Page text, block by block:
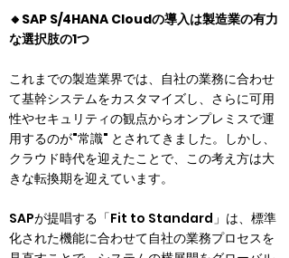
🔸SAP S/4HANA Cloudの導入は製造業の有力
な選択肢の1つ
これまでの製造業界では、自社の業務に合わせ
て基幹システムをカスタマイズし、さらに可用
性やセキュリティの観点からオンプレミスで運
用するのが"常識" とされてきました。しかし、
クラウド時代を迎えたことで、この考え方は大
きな転換期を迎えています。
SAPが提唱する「Fit to Standard」は、標準
化された機能に合わせて自社の業務プロセスを